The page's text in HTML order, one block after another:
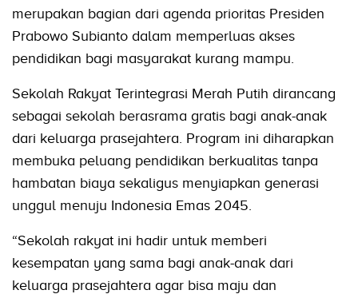
merupakan bagian dari agenda prioritas Presiden
Prabowo Subianto dalam memperluas akses
pendidikan bagi masyarakat kurang mampu.
Sekolah Rakyat Terintegrasi Merah Putih dirancang
sebagai sekolah berasrama gratis bagi anak-anak
dari keluarga prasejahtera. Program ini diharapkan
membuka peluang pendidikan berkualitas tanpa
hambatan biaya sekaligus menyiapkan generasi
unggul menuju Indonesia Emas 2045.
“Sekolah rakyat ini hadir untuk memberi
kesempatan yang sama bagi anak-anak dari
keluarga prasejahtera agar bisa maju dan